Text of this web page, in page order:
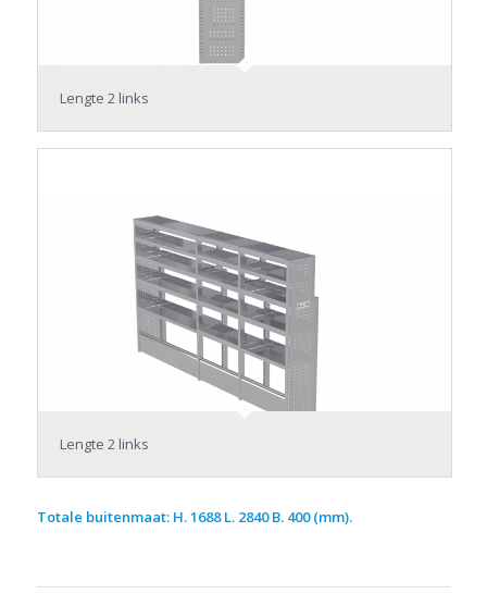
Lengte 2 links
Lengte 2 links
Totale buitenmaat: H. 1688 L. 2840 B. 400 (mm).